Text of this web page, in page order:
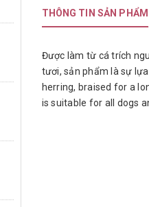
THÔNG TIN SẢN PHẨM
Được làm từ cá trích
tươi, sản phẩm là sự
herring, braised for a
is suitable for all dogs